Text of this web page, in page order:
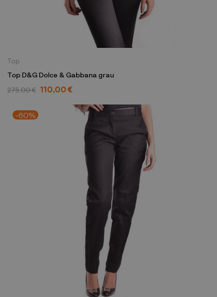
Top
Top D&G Dolce & Gabbana grau
275,00 € 110,00 €
-60%